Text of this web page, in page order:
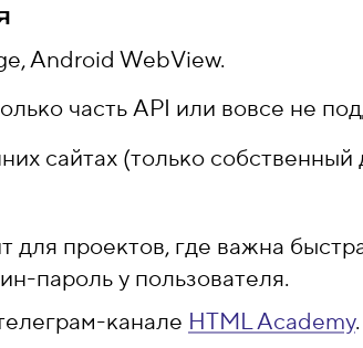
Android WebView.
часть API или вовсе не
сайтах (только
проектов, где важна
пароль у пользователя.
канале HTML Academy.